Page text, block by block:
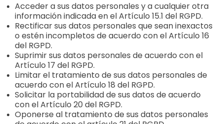
Acceder a sus datos personales y a cualquier otra
información indicada en el Artículo 15.1 del RGPD.
Rectificar sus datos personales que sean inexactos
o estén incompletos de acuerdo con el Artículo 16
del RGPD.
Suprimir sus datos personales de acuerdo con el
Artículo 17 del RGPD.
Limitar el tratamiento de sus datos personales de
acuerdo con el Artículo 18 del RGPD.
Solicitar la portabilidad de sus datos de acuerdo
con el Artículo 20 del RGPD.
Oponerse al tratamiento de sus datos personales